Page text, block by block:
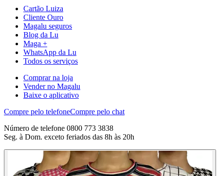
Cartão Luiza
Cliente Ouro
Magalu seguros
Blog da Lu
Maga +
WhatsApp da Lu
Todos os serviços
Comprar na loja
Vender no Magalu
Baixe o aplicativo
Compre pelo telefoneCompre pelo chat
Número de telefone 0800 773 3838
Seg. à Dom. exceto feriados das 8h às 20h